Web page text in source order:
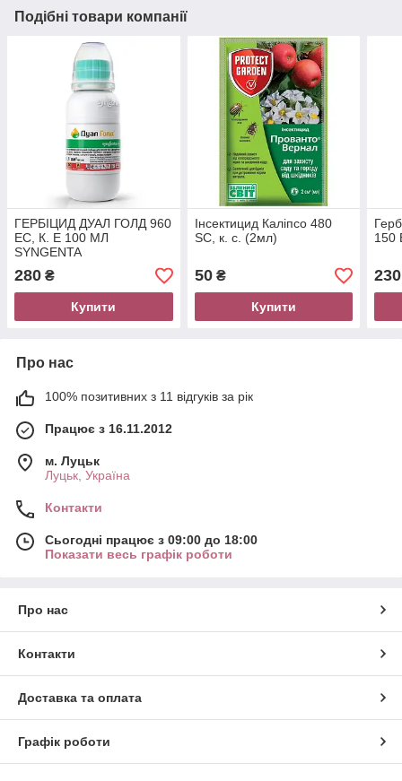
Подібні товари компанії
ГЕРБІЦИД ДУАЛ ГОЛД 960
EC, К. Е 100 МЛ
SYNGENTA
280 ₴
Купити
Інсектицид Каліпсо 480
SC, к. с. (2мл)
50₴
Купити
150
230
Про нас
100% позитивних з 11 відгуків за рік
Працює з 16.11.2012
м. Луцьк
Луцьк, Україна
Контакти
Сьогодні працює з 09:00 до 18:00
Показати весь графік роботи
Про нас
Контакти
Доставка та оплата
Графік роботи